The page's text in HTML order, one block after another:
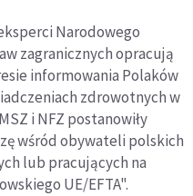
Narodowego
zagranicznych opracują
informowania Polaków
zdrowotnych w
i NFZ postanowiły
wśród obywateli polskich
lub pracujących na
UE/EFTA".